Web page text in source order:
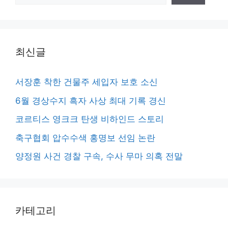
최신글
서장훈 착한 건물주 세입자 보호 소신
6월 경상수지 흑자 사상 최대 기록 경신
코르티스 영크크 탄생 비하인드 스토리
축구협회 압수수색 홍명보 선임 논란
양정원 사건 경찰 구속, 수사 무마 의혹 전말
카테고리